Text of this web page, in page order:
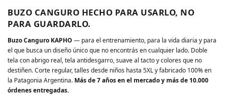
BUZO CANGURO HECHO PARA USARLO, NO
PARA GUARDARLO.
Buzo Canguro KAPHO — para el entrenamiento, para la vida diaria y para
el que busca un diseño único que no encontrás en cualquier lado. Doble
tela con abrigo real, tela antidesgarro, suave al tacto y colores que no
destiñen. Corte regular, talles desde niños hasta 5XL y fabricado 100% en
la Patagonia Argentina. Más de 7 años en el mercado y más de 10.000
órdenes entregadas.